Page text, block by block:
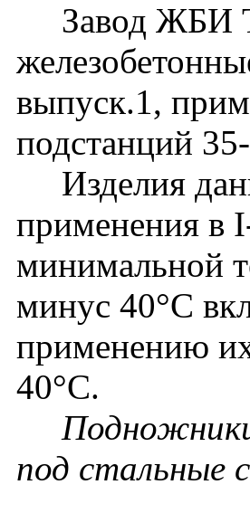
Завод ЖБИ
выпуск.1,
подстанций
Изделия
применения в
минимальной
минус 40°С
применению
40°С.
под стальные